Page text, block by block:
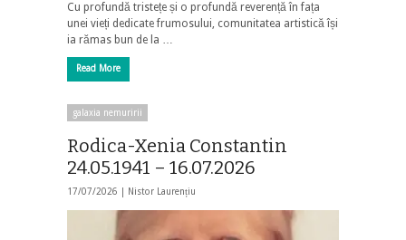
Cu profundă tristețe și o profundă reverență în fața
unei vieți dedicate frumosului, comunitatea artistică își
ia rămas bun de la …
Read More
galaxia nemuririi
Rodica-Xenia Constantin
24.05.1941 – 16.07.2026
17/07/2026 | Nistor Laurențiu